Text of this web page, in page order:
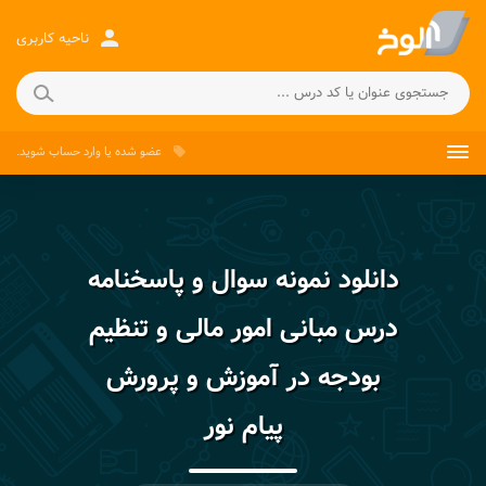
person ناحیه کاربری
local_offer عضو شده یاوارد حساب شوید.
دانلود نمونه سوال و پاسخنامه
درس مبانی امور مالی و تنظیم
بودجه در آموزش و پرورش
پیام نور